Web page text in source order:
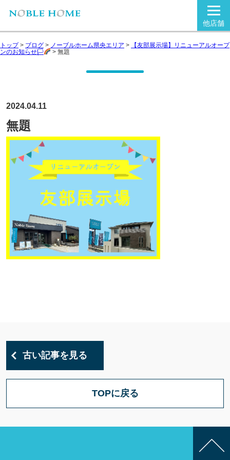
他店舗
トップ> ブログ > ノーブルホーム県央エリア >
【友部展示場】リニューアルオープ
ンのお知らせ🏳‍
> 無題
2024.04.11
無題
古い記事を見る
TOPに戻る